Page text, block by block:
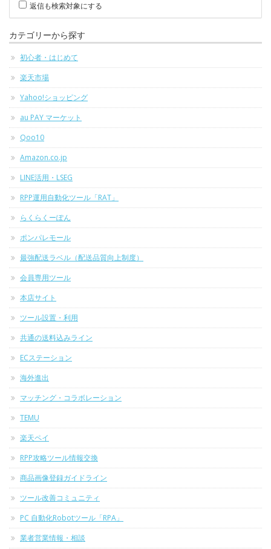
返信も検索対象にする
カテゴリーから探す
初心者・はじめて
楽天市場
Yahoo!ショッピング
au PAY マーケット
Qoo10
Amazon.co.jp
LINE活用・LSEG
RPP運用自動化ツール「RAT」
らくらくーぽん
ポンパレモール
最強配送ラベル（配送品質向上制度）
会員専用ツール
本店サイト
ツール設置・利用
共通の送料込みライン
ECステーション
海外進出
マッチング・コラボレーション
TEMU
楽天ペイ
RPP攻略ツール情報交換
商品画像登録ガイドライン
ツール改善コミュニティ
PC 自動化Robotツール「RPA」
業者営業情報・相談